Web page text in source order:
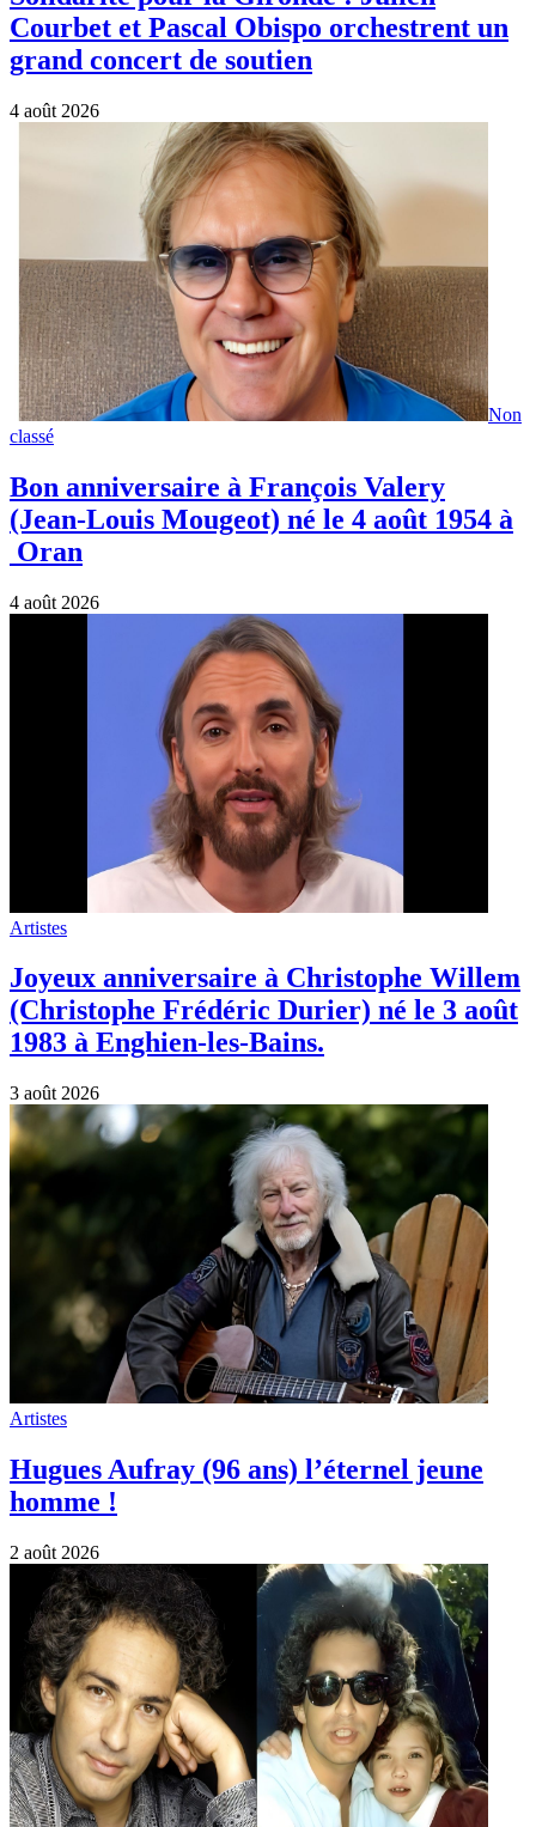
(Jean-Louis Mougeot) né le 4 août 1954 à
Oran
4 août 2026
Artistes
Joyeux anniversaire à Christophe Willem
(Christophe Frédéric Durier) né le 3 août
1983 à Enghien-les-Bains.
3 août 2026
Artistes
Hugues Aufray (96 ans) l’éternel jeune
homme !
2 août 2026
2 Août 1992 : Michel Berger rejoignait
son “Paradis Blanc”
2 août 2026